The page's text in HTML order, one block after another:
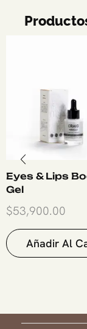
Eyes & Lips
Gel
$53,900.00
Añadir Al